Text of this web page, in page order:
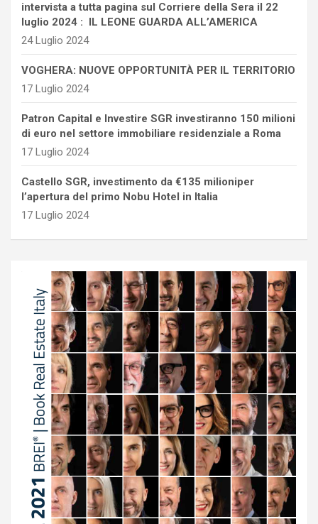
intervista a tutta pagina sul Corriere della Sera il 22
luglio 2024 : IL LEONE GUARDA ALL’AMERICA
24 Luglio 2024
VOGHERA: NUOVE OPPORTUNITÀ PER IL TERRITORIO
17 Luglio 2024
Patron Capital e Investire SGR investiranno 150 milioni
di euro nel settore immobiliare residenziale a Roma
17 Luglio 2024
Castello SGR, investimento da €135 milioniper
l’apertura del primo Nobu Hotel in Italia
17 Luglio 2024